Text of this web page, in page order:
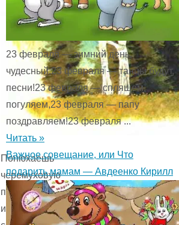
Понюхаешь
черемуховую
почку
и
23 февраля — зимний день,
чудесный,23 февраля — танцы будут,
песни!23 февраля — спляшем,
погуляем,23 февраля — папу
поздравляем!23 февраля ...
Читать »
Важное совещание, или Что
подарить мамам — Авдеенко Кирилл